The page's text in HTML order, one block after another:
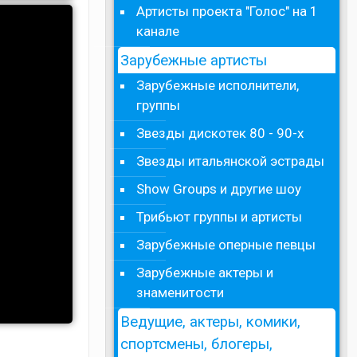
Артисты проекта "Голос" на 1
канале
Зарубежные артисты
Зарубежные исполнители,
группы
Звезды дискотек 80 - 90-х
Звезды итальянской эстрады
Show Groups и другие шоу
Трибьют группы и артисты
Зарубежные оперные певцы
Зарубежные актеры и
знаменитости
Ведущие, актеры, комики,
спортсмены, блогеры,